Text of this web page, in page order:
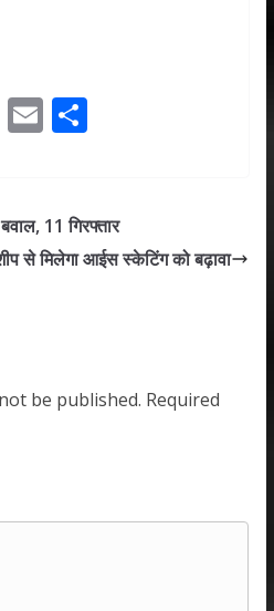
e
E
l
S
e
11 गिरफ्तार
से मिलेगा आईस स्केटिंग को बढ़ावा
be published. Required